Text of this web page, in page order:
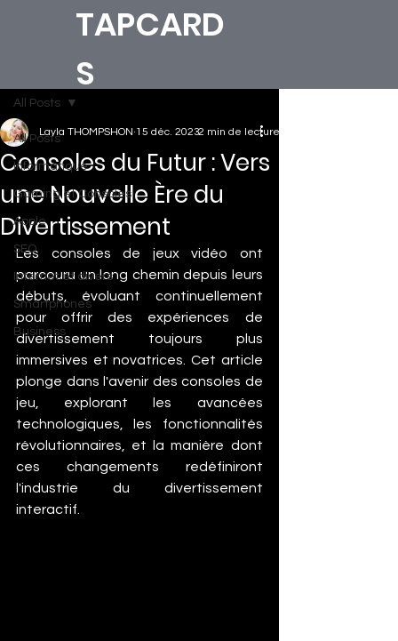
TAPCARD
S
All Posts
Informatique
Gaming et Consoles
Apple
SEO
Internet et divers
Smartphones
Business
All Posts
Consoles du Futur : Vers
une Nouvelle Ère du
Divertissement
Layla THOMPSHON 15 déc. 20232 min de lecture
Les consoles de jeux vidéo ont
parcouru un long chemin depuis leurs
débuts, évoluant continuellement
pour offrir des expériences de
divertissement toujours plus
immersives et novatrices. Cet article
plonge dans l'avenir des consoles de
jeu, explorant les avancées
technologiques, les fonctionnalités
révolutionnaires, et la manière dont
ces changements redéfiniront
l'industrie du divertissement
interactif.